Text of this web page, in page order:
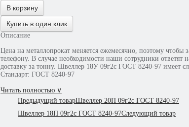
В корзину
Купить в один клик
Описание
Цена на металлопрокат меняется ежемесячно, поэтому чтобы
телефону. В случае необходимости наши сотрудники ответят
доставку за тонну. Швеллер 18У 09г2с ГОСТ 8240-97 имеет
Стандарт: ГОСТ 8240-97
Читать полностью ∨
Предыдущий товарШвеллер 20П 09г2с ГОСТ 8240-97
Швеллер 18П 09г2с ГОСТ 8240-97Следующий товар